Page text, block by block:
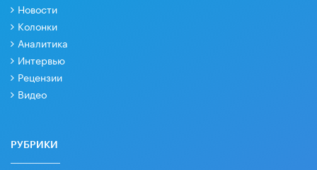
Новости
Колонки
Аналитика
Интервью
Рецензии
Видео
РУБРИКИ